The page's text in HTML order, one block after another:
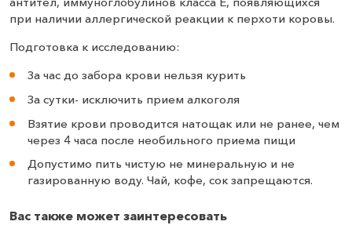
при наличии аллергической реакции к перхоти коровы.
Подготовка к исследованию:
За час до забора крови нельзя курить
За сутки- исключить прием алкоголя
Взятие крови проводится натощак или не ранее, чем
через 4 часа после необильного приема пищи
Допустимо пить чистую не минеральную и не
газированную воду. Чай, кофе, сок запрещаются.
Вас также может заинтересовать